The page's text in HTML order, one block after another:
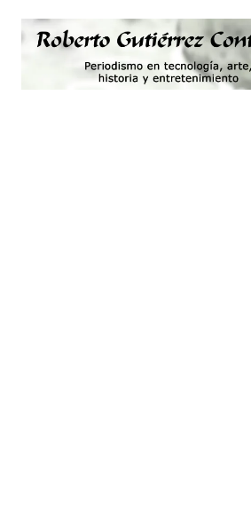
contenido